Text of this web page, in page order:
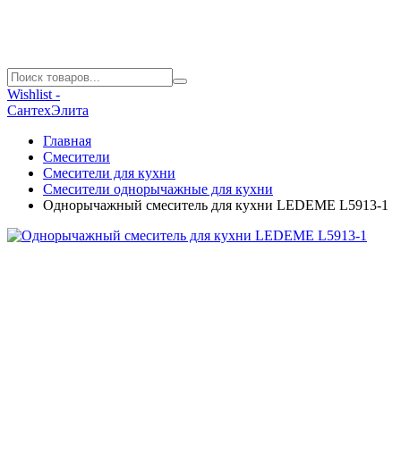
Wishlist -
СантехЭлита
Главная
Смесители
Смесители для кухни
Смесители однорычажные для кухни
Однорычажный смеситель для кухни LEDEME L5913-1